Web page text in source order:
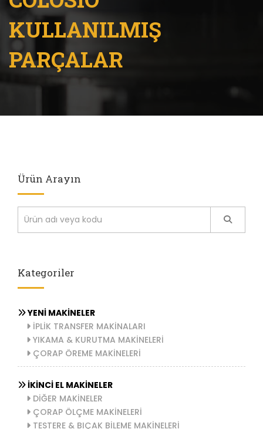
KULLANILMIŞ
PARÇALAR
Ürün Arayın
Kategoriler
YENİ MAKİNELER
İPLİK TRANSFER MAKİNALARI
YIKAMA & KURUTMA MAKİNELERİ
ÇORAP ÖREME MAKİNELERİ
İKİNCİ EL MAKİNELER
DİĞER MAKİNELER
ÇORAP ÖLÇME MAKİNELERİ
TESTERE & BIÇAK BİLEME MAKİNELERİ